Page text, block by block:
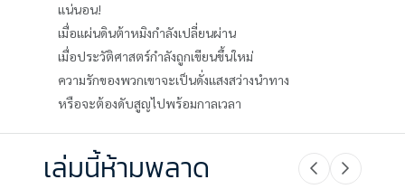
แน่นอน!
เมื่อแผ่นดินต้าหมิงกำลังเปลี่ยนผ่าน
เมื่อประวัติศาสตร์กำลังถูกเขียนขึ้นใหม่
ความรักของพวกเขาจะเป็นดั่งแสงสว่างนำทาง
หรือจะต้องดับสูญไปพร้อมกาลเวลา
เล่มนี้ห้ามพลาด